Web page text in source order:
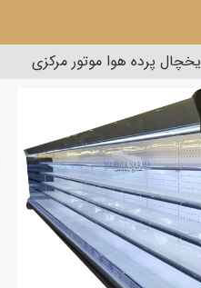
یخچال پرده هوا موتور مرکزی